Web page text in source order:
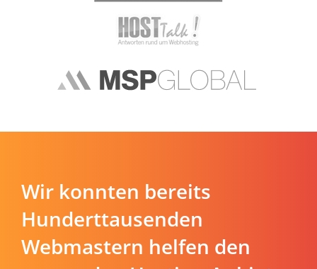
Wir konnten bereits
Hunderttausenden
Webmastern helfen den